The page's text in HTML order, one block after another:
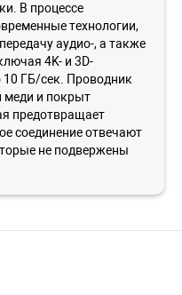
В процессе
технологии,
аудио-, а также
4K- и 3D-
10 ГБ/сек. Проводник
меди и покрыт
предотвращает
соединение отвечают
не подвержены